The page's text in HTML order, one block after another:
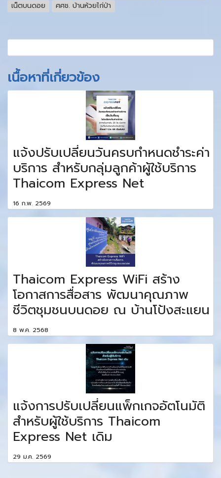
เน็ตบนดอย
ศศช. บ้านห้วยไก่ป่า
เนื้อหาที่เกี่ยวข้อง
แจ้งปรับเปลี่ยนวันครบกำหนดชำระค่า
บริการ สำหรับกลุ่มลูกค้าผู้ใช้บริการ
Thaicom Express Net
16 ก.พ. 2569
Thaicom Express WiFi สร้าง
โอกาสการสื่อสาร พัฒนาคุณภาพ
ชีวิตชุมชนบนดอย ณ บ้านโป้งสะแยน
8 พ.ค. 2568
แจ้งการปรับเปลี่ยนแพ็กเกจอัตโนมัติ
สำหรับผู้ใช้บริการ Thaicom
Express Net เดิม
29 ม.ค. 2569